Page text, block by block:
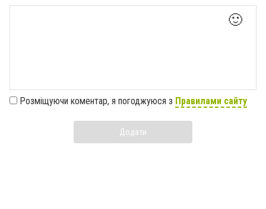
🙂
Розміщуючи коментар, я погоджуюся з Правилами сайту
Додати